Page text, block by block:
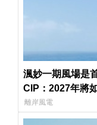
渢妙一期風場是
CIP：2027年將
離岸風電